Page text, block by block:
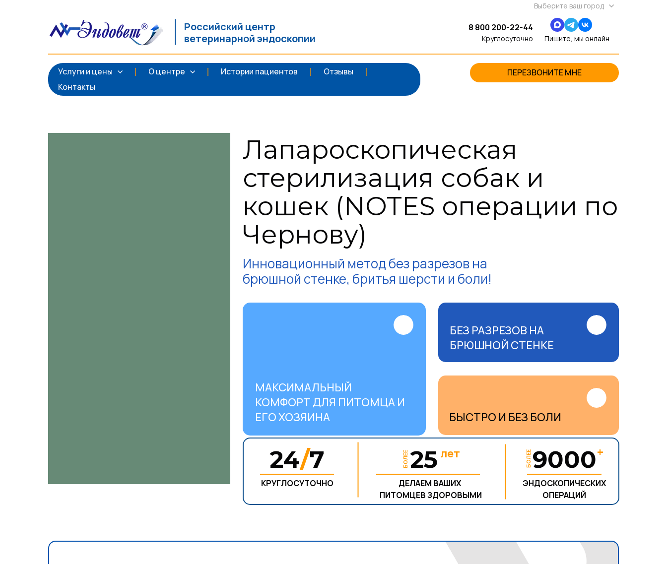
Выберите ваш город
Российский центр
ветеринарной эндоскопии
8 800 200-22-44
Круглосуточно Пишите, мы онлайн
Услуги и цены О центре Истории пациентов
Отзывы
Контакты
ПЕРЕЗВОНИТЕ МНЕ
Лапароскопическая
стерилизация собак и
кошек (NOTES операции по
Чернову)
Инновационный метод без разрезов на
брюшной стенке, бритья шерсти и боли!
МАКСИМАЛЬНЫЙ
КОМФОРТ ДЛЯ ПИТОМЦА И
ЕГО ХОЗЯИНА
БЕЗ РАЗРЕЗОВ НА
БРЮШНОЙ СТЕНКЕ
БЫСТРО И БЕЗ БОЛИ
24/7
КРУГЛОСУТОЧНО
БОЛЕЕ лет
25
ДЕЛАЕМ ВАШИХ
ПИТОМЦЕВ ЗДОРОВЫМИ
+
БОЛЕЕ9000
ЭНДОСКОПИЧЕСКИХ
ОПЕРАЦИЙ